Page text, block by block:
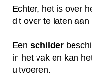
Echter, het is over
dit over te laten
Een schilder
in het vak en kan
uitvoeren.